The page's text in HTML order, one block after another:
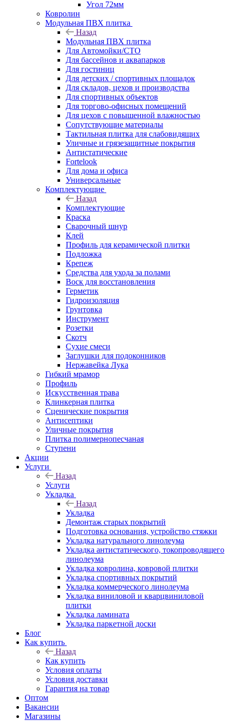
Угол 72мм
Ковролин
Модульная ПВХ плитка
Назад
Модульная ПВХ плитка
Для Автомойки/СТО
Для бассейнов и аквапарков
Для гостиниц
Для детских / спортивных площадок
Для складов, цехов и производства
Для спортивных объектов
Для торгово-офисных помещений
Для цехов с повышенной влажностью
Сопутствующие материалы
Тактильная плитка для слабовидящих
Уличные и грязезащитные покрытия
Антистатические
Fortelook
Для дома и офиса
Универсальные
Комплектующие
Назад
Комплектующие
Краска
Сварочный шнур
Клей
Профиль для керамической плитки
Подложка
Крепеж
Средства для ухода за полами
Воск для восстановления
Герметик
Гидроизоляция
Грунтовка
Инструмент
Розетки
Скотч
Сухие смеси
Заглушки для подоконников
Нержавейка Лука
Гибкий мрамор
Профиль
Искусственная трава
Клинкерная плитка
Сценические покрытия
Антисептики
Уличные покрытия
Плитка полимернопесчаная
Ступени
Акции
Услуги
Назад
Услуги
Укладка
Назад
Укладка
Демонтаж старых покрытий
Подготовка основания, устройство стяжки
Укладка натурального линолеума
Укладка антистатического, токопроводящего
линолеума
Укладка ковролина, ковровой плитки
Укладка спортивных покрытий
Укладка коммерческого линолеума
Укладка виниловой и кварцвиниловой
плитки
Укладка ламината
Укладка паркетной доски
Блог
Как купить
Назад
Как купить
Условия оплаты
Условия доставки
Гарантия на товар
Оптом
Вакансии
Магазины